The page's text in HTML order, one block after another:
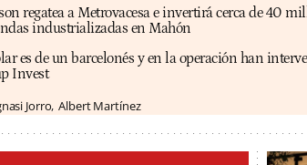
regatea a Metrovacesa e invertirá cerca de 40
industrializadas en Mahón
es de un barcelonés y en la operación han
Invest
Jorro Albert Martínez